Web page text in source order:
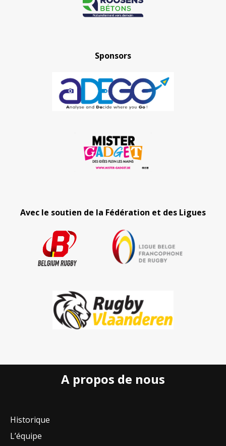
Sponsors
Avec le soutien de la Fédération et des Ligues
A propos de nous
Historique
L’équipe